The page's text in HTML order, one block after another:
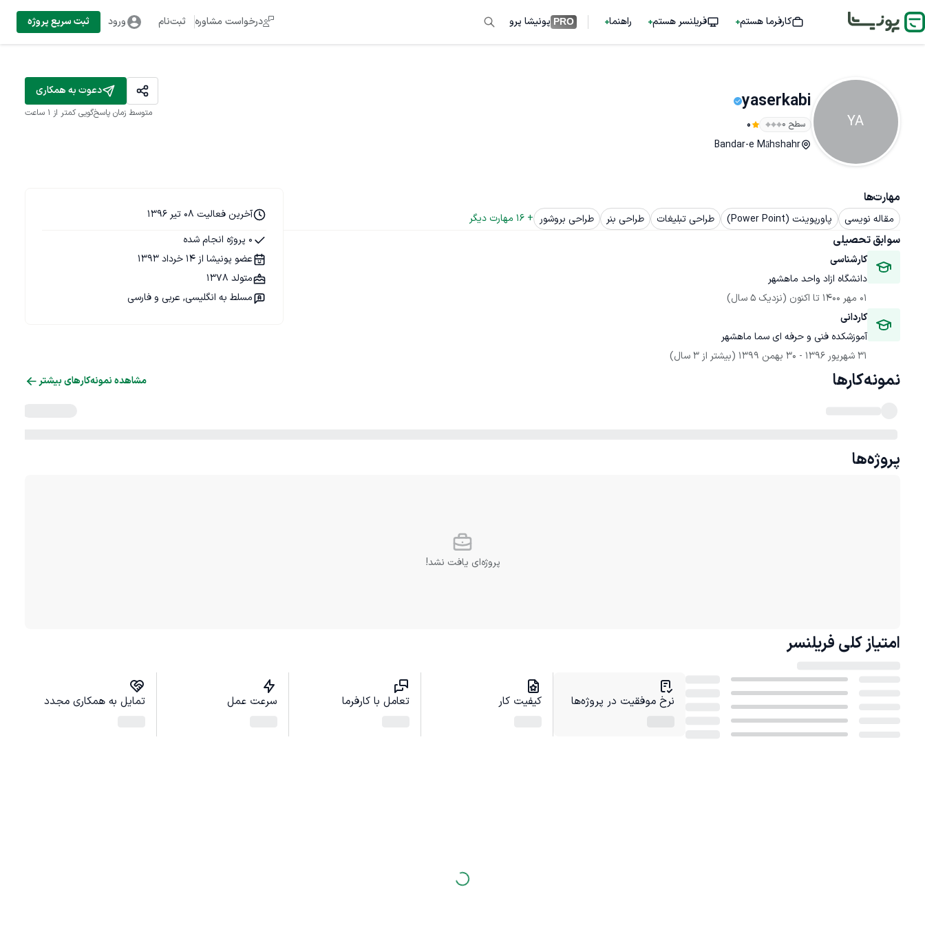
کارفرما هستم فریلنسر هستم راهنما PRO پونیشا پرو درخواست مشاوره ثبت‌نام ورود ثبت سریع پروژه
YA
yaserkabi
سطح ۰ 0
Bandar-e Māhshahr
دعوت به همکاری
متوسط زمان پاسخ‌گویی کمتر از 1 ساعت
مهارت‌ها
مقاله نویسی پاورپوینت (Power Point) طراحی تبلیغات طراحی بنر طراحی بروشور +
16 مهارت دیگر
سوابق تحصیلی
کارشناسی
دانشگاه ازاد واحد ماهشهر
01 مهر 1400
تا اکنون (نزدیک 5 سال)
کاردانی
آموزشکده فنی و حرفه ای سما ماهشهر
31 شهریور 1396
- 30 بهمن 1399 (بیشتر از 3 سال)
آخرین فعالیت 08 تیر 1396
0 پروژه انجام شده
عضو پونیشا از 14 خرداد 1393
متولد 1378
مسلط به انگلیسی, عربی و فارسی
نمونه‌کارها مشاهده نمونه‌کارهای بیشتر
پروژه‌ها
پروژه‌ای یافت نشد!
امتیاز کلی فریلنسر
نرخ موفقیت در پروژه‌ها کیفیت کار تعامل با کارفرما سرعت عمل تمایل به همکاری مجدد